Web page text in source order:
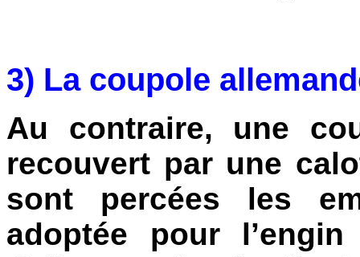
3) La coupole
Au contraire, une
recouvert par une
sont percées les
adoptée pour